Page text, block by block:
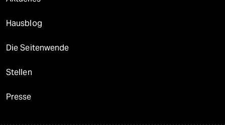
Hausblog
Die Seitenwende
Stellen
Presse